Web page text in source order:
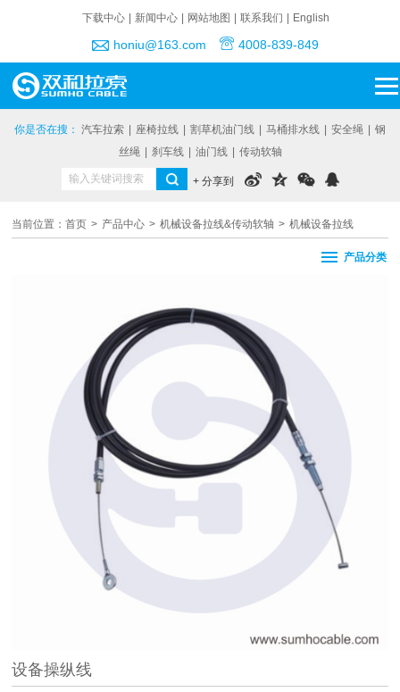
下载中心 新闻中心 网站地图 联系我们 English
honiu@163.com 4008-839-849
你是否在搜： 汽车拉索 座椅拉线 割草机油门线 马桶排水线 安全绳
钢
丝绳
刹车线 油门线 传动软轴
+ 分享到
产品分类
当前位置：首页 > 产品中心 > 机械设备拉线&传动软轴 > 机械设备拉线
设备操纵线